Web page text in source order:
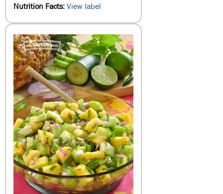
Nutrition Facts:View label